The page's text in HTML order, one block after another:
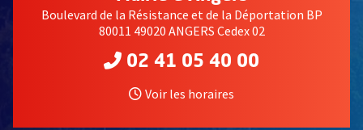
Boulevard de la Résistance et de la Déportation BP
80011 49020 ANGERS Cedex 02
02 41 05 40 00
Voir les horaires